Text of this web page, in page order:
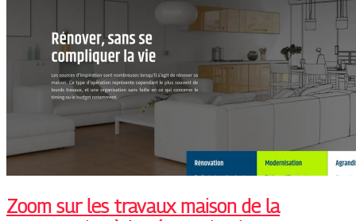
Zoom sur les travaux maison de la